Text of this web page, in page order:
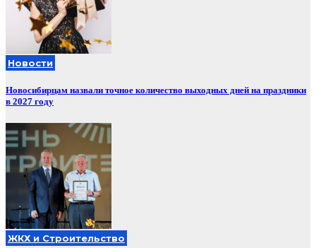
Новости
Новосибирцам назвали точное количество выходных дней на праздники
в 2027 году
ЖКХ и Строительство